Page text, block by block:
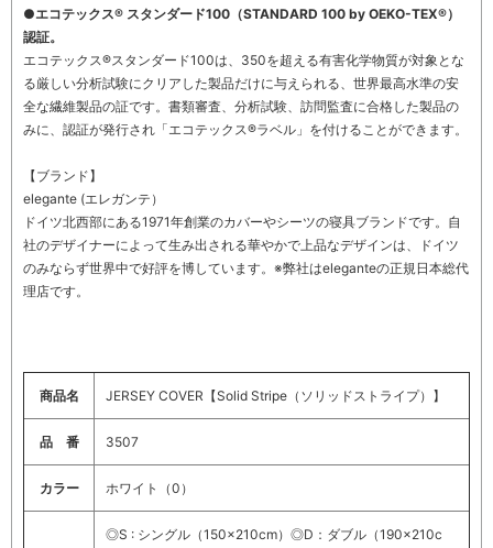
●エコテックス® スタンダード100（STANDARD 100 by OEKO-TEX®）
認証。
エコテックス®スタンダード100は、350を超える有害化学物質が対象とな
る厳しい分析試験にクリアした製品だけに与えられる、世界最高水準の安
全な繊維製品の証です。書類審査、分析試験、訪問監査に合格した製品の
みに、認証が発行され「エコテックス®ラベル」を付けることができます。
【ブランド】
elegante (エレガンテ）
ドイツ北西部にある1971年創業のカバーやシーツの寝具ブランドです。自
社のデザイナーによって生み出される華やかで上品なデザインは、ドイツ
のみならず世界中で好評を博しています。※弊社はeleganteの正規日本総代
理店です。
商品名 JERSEY COVER【Solid Stripe（ソリッドストライプ）】
品 番 3507
カラー ホワイト（0）
◎S : シングル（150×210cm）◎D：ダブル（190×210c